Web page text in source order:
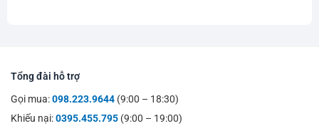
Tổng đài hỗ trợ
Gọi mua:098.223.9644 (9:00 – 18:30)
Khiếu nại:0395.455.795 (9:00 – 19:00)